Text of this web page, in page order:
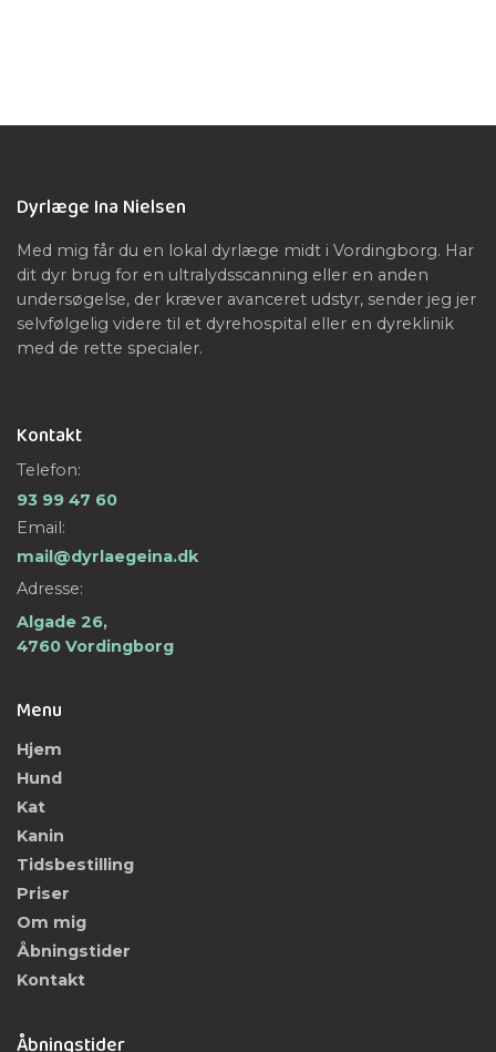
Dyrlæge Ina Nielsen
Med mig får du en lokal dyrlæge midt i Vordingborg. Har
dit dyr brug for en ultralydsscanning eller en anden
undersøgelse, der kræver avanceret udstyr, sender jeg jer
selvfølgelig videre til et dyrehospital eller en dyreklinik
med de rette specialer.
Kontakt
Telefon:
93 99 47 60
Email:
mail@dyrlaegeina.dk
Adresse:
Algade 26,
4760 Vordingborg
Menu
Hjem
Hund
Kat
Kanin
Tidsbestilling
Priser
Om mig
Åbningstider
Kontakt
Åbningstider